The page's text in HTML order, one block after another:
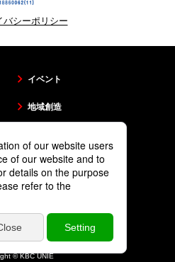
バシーポリシー
イベント
地域創造
採用情報
プライバシーポリシー
© KBC UNIE